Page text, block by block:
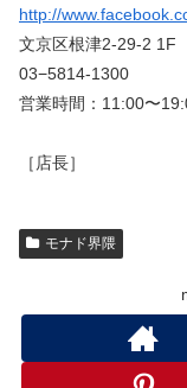
http://
文京区根津2-29-2 1F
03−5814-1300
営業時間：11:00〜
［店長］
モナド界隈